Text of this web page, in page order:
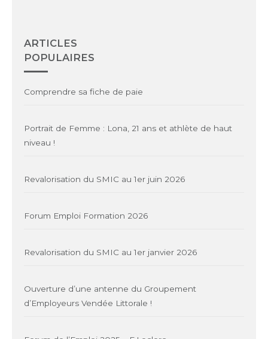
ARTICLES
POPULAIRES
Comprendre sa fiche de paie
Portrait de Femme : Lona, 21 ans et athlète de haut
niveau !
Revalorisation du SMIC au 1er juin 2026
Forum Emploi Formation 2026
Revalorisation du SMIC au 1er janvier 2026
Ouverture d’une antenne du Groupement
d’Employeurs Vendée Littorale !